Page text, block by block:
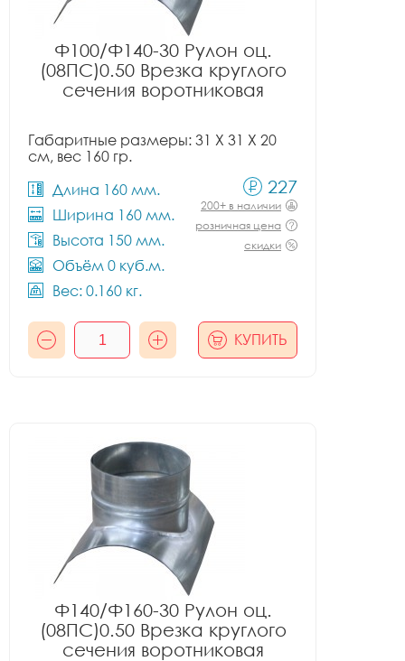
Ф100/Ф140-30 Рулон оц.
(08ПС)0.50 Врезка круглого
сечения воротниковая
Габаритные размеры: 31 X 31 X 20
см, вес 160 гр.
Длина 160 мм.
Ширина 160 мм.
Высота 150 мм.
Объём 0 куб.м.
Вес: 0.160 кг.
227
200+ в наличии
розничная цена
скидки
КУПИТЬ
Ф140/Ф160-30 Рулон оц.
(08ПС)0.50 Врезка круглого
сечения воротниковая